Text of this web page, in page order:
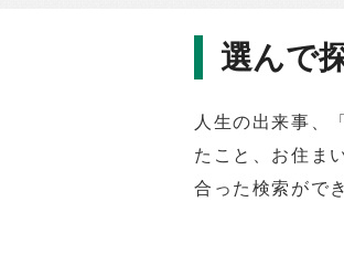
選んで
人生の出来事、
たこと、お住ま
合った検索がで